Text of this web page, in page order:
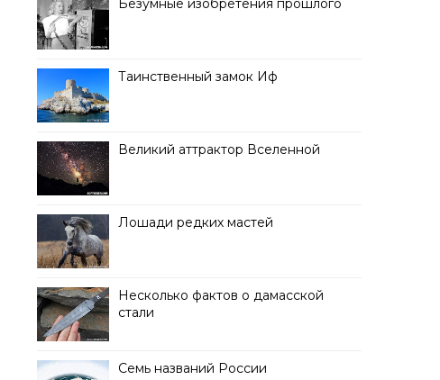
Безумные изобретения прошлого
Таинственный замок Иф
Великий аттрактор Вселенной
Лошади редких мастей
Несколько фактов о дамасской
стали
Семь названий России